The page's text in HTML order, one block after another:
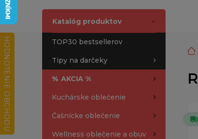
Katalóg produktov
TOP30 bestsellerov
Tipy na darčeky
% AKCIA %
Kuchárske oblečenie
Čašnícke oblečenie
Wellness oblečenie a obuv
HODNOTENIE OBCHODU